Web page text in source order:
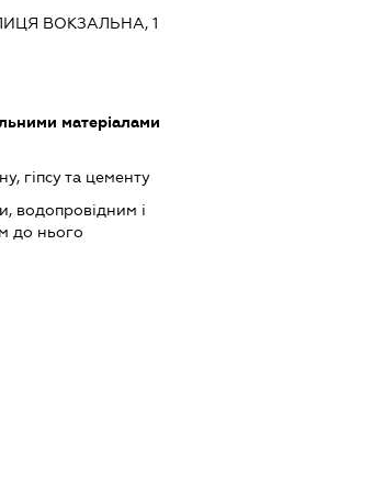
ВОКЗАЛЬНА, 1
матеріалами
гіпсу та цементу
водопровідним і
до нього